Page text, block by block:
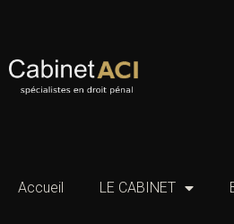
Accueil LE CABINET